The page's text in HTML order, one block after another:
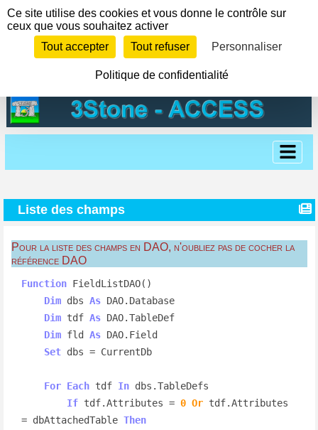
Liste des champs
Pour la liste des champs en DAO, n'oubliez pas de cocher la
référence DAO
Function FieldListDAO()
Dim dbs As DAO.Database
Dim tdf As DAO.TableDef
Dim fld As DAO.Field
Set dbs = CurrentDb
For Each tdf In dbs.TableDefs
If tdf.Attributes = 0 Or tdf.Attributes
= dbAttachedTable Then
Panneau de gestion des cookies
Ce site utilise des cookies et vous donne le contrôle sur
ceux que vous souhaitez activer
Tout accepter
Tout refuser Personnaliser
Politique de confidentialité